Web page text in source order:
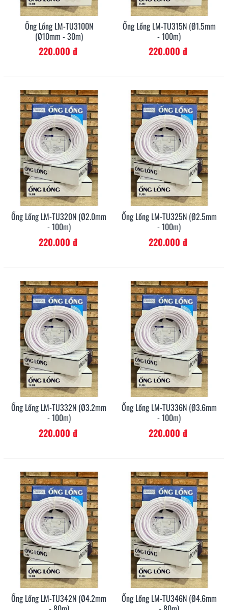
Ống Lồng LM-TU3100N
(Ø10mm - 30m)
220.000 đ
Ống Lồng LM-TU315N (Ø1.5mm
- 100m)
220.000 đ
Ống Lồng LM-TU320N (Ø2.0mm
- 100m)
220.000 đ
Ống Lồng LM-TU325N (Ø2.5mm
- 100m)
220.000 đ
Ống Lồng LM-TU332N (Ø3.2mm
- 100m)
220.000 đ
Ống Lồng LM-TU336N (Ø3.6mm
- 100m)
220.000 đ
Ống Lồng LM-TU342N (Ø4.2mm
Ống Lồng LM-TU346N (Ø4.6mm